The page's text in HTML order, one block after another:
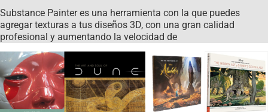
Substance Painter es una herramienta con la que puedes
agregar texturas a tus diseños 3D, con una gran calidad
profesional y aumentando la velocidad de